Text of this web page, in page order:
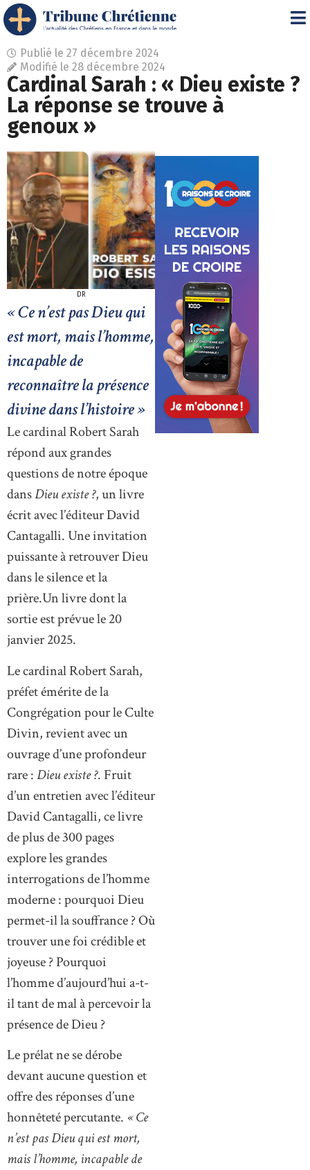
Publié le 27 décembre 2024
Modifié le 28 décembre 2024
Cardinal Sarah : « Dieu existe ?
La réponse se trouve à
genoux »
DR
« Ce n’est pas Dieu qui
est mort, mais l’homme,
incapable de
reconnaître la présence
divine dans l’histoire »
Le cardinal Robert Sarah
répond aux grandes
questions de notre époque
dansDieu existe ?, un livre
écrit avec l’éditeur David
Cantagalli. Une invitation
puissante à retrouver Dieu
dans le silence et la
prière.Un livre dont la
sortie est prévue le 20
janvier 2025.
Le cardinal Robert Sarah,
préfet émérite de la
Congrégation pour le Culte
Divin, revient avec un
ouvrage d’une profondeur
rare :Dieu existe ?. Fruit
d’un entretien avec l’éditeur
David Cantagalli, ce livre
de plus de 300 pages
explore les grandes
interrogations de l’homme
moderne : pourquoi Dieu
permet-il la souffrance ? Où
trouver une foi crédible et
joyeuse ? Pourquoi
l’homme d’aujourd’hui a-t-
il tant de mal à percevoir la
présence de Dieu ?
Le prélat ne se dérobe
devant aucune question et
offre des réponses d’une
honnêteté percutante. « Ce
n’est pas Dieu qui est mort,
mais l’homme, incapable de